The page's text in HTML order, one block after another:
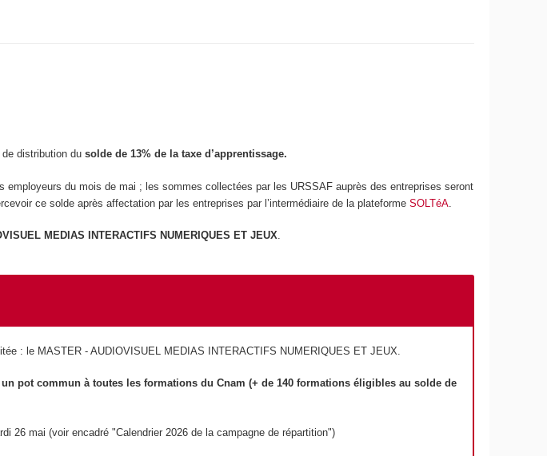
de distribution dusolde de 13% de la taxe d’apprentissage.
du mois de mai ; les sommes collectées par les URSSAF auprès des entreprises seront
ce solde après affectation par les entreprises par l’intermédiaire de la plateforme SOLTéA
MEDIAS INTERACTIFS NUMERIQUES ET JEUX.
: le MASTER - AUDIOVISUEL MEDIAS INTERACTIFS NUMERIQUES ET JEUX.
pot commun à toutes les formations du Cnam (+ de 140 formations éligibles au solde de
26 mai (voir encadré "Calendrier 2026 de la campagne de répartition")